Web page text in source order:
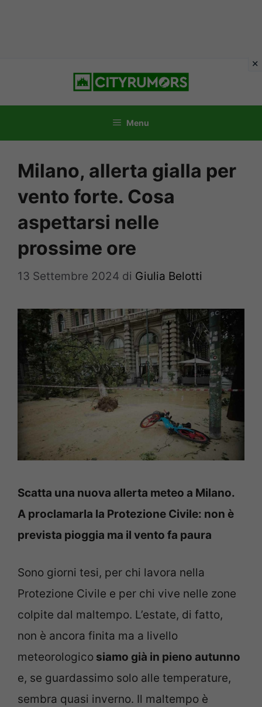
Menu
Milano, allerta gialla per
vento forte. Cosa
aspettarsi nelle
prossime ore
13 Settembre 2024 di Giulia Belotti
Scatta una nuova allerta meteo a Milano.
A proclamarla la Protezione Civile: non è
prevista pioggia ma il vento fa paura
Sono giorni tesi, per chi lavora nella
Protezione Civile e per chi vive nelle zone
colpite dal maltempo. L’estate, di fatto,
non è ancora finita ma a livello
meteorologico siamo già in pieno autunno
e, se guardassimo solo alle temperature,
sembra quasi inverno. Il maltempo è